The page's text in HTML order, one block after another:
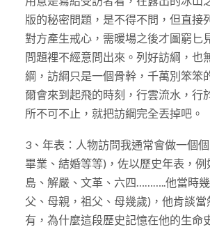
版的秘密問題，是不得不問，但直接
對方產生戒心，需暖場之後才圖窮匕
問題裡不經意問出來。列好訪綱，也
綱，訪綱只是一個骨幹，千萬別笨笨
爾會來到起飛的時刻，行雲流水，行
所不可不止，就把訪綱完全丟掉吧。
3、年表：人物訪問我通常會做一個
畢業、結婚等等)，佐以歷史年表，例
島、解嚴、文革、六四………..他當時
父、母親，祖父、母幾歲)，他肯談當
有，為什麼這段歷史記憶在他的生命